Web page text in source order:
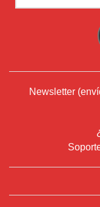
de
Newsletter